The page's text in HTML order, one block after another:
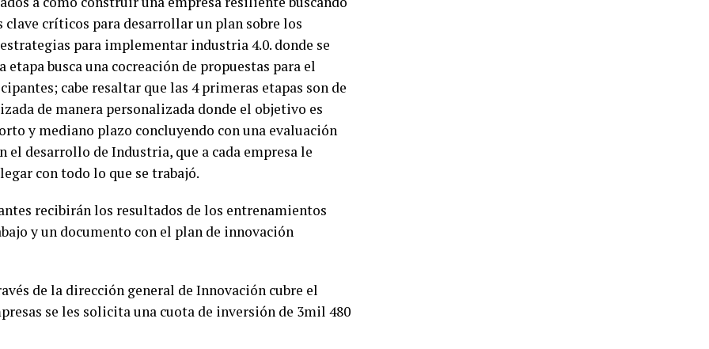
clave críticos para desarrollar un plan sobre los
para implementar industria 4.0. donde se
busca una cocreación de propuestas para el
cabe resaltar que las 4 primeras etapas son de
de manera personalizada donde el objetivo es
y mediano plazo concluyendo con una evaluación
desarrollo de Industria, que a cada empresa le
con todo lo que se trabajó.
recibirán los resultados de los entrenamientos
y un documento con el plan de innovación
de la dirección general de Innovación cubre el
se les solicita una cuota de inversión de 3mil 480